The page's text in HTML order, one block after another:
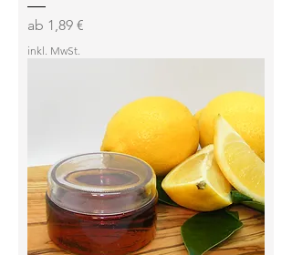
ab 1,89 €
Sale-Preis
inkl. MwSt.